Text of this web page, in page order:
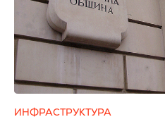
ИНФРАСТРУКТУРА